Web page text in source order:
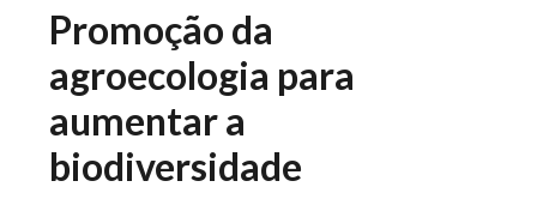
Promoção da
agroecologia para
aumentar a
biodiversidade